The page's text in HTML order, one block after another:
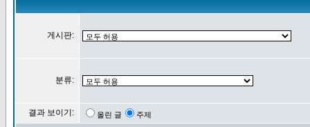
게시판:
분류:
결과 보이기: 올린 글 주제